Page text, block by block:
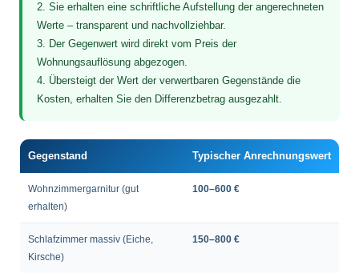
2. Sie erhalten eine schriftliche Aufstellung der angerechneten
Werte – transparent und nachvollziehbar.
3. Der Gegenwert wird direkt vom Preis der
Wohnungsauflösung abgezogen.
4. Übersteigt der Wert der verwertbaren Gegenstände die
Kosten, erhalten Sie den Differenzbetrag ausgezahlt.
Gegenstand Typischer Anrechnungswert
Wohnzimmergarnitur (gut
erhalten)
100–600 €
Schlafzimmer massiv (Eiche,
Kirsche)
150–800 €